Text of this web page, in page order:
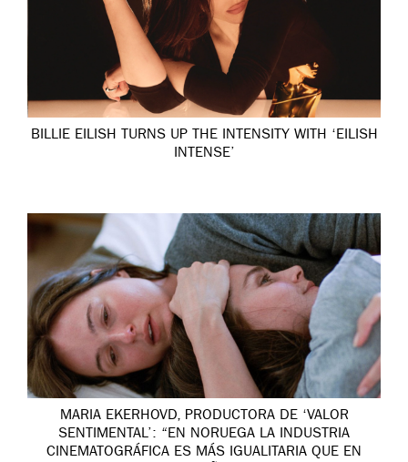
BILLIE EILISH TURNS UP THE INTENSITY WITH ‘EILISH
INTENSE’
MARIA EKERHOVD, PRODUCTORA DE ‘VALOR
SENTIMENTAL’: “EN NORUEGA LA INDUSTRIA
CINEMATOGRÁFICA ES MÁS IGUALITARIA QUE EN